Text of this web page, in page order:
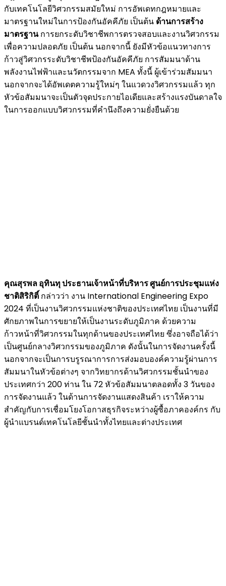
กับเทคโนโลยีวิศวกรรมสมัยใหม่ การอัพเดทกฎหมายและ
มาตรฐานใหม่ในการป้องกันอัคคีภัย เป็นต้น ด้านการสร้าง
มาตรฐานการยกระดับวิชาชีพการตรวจสอบและงานวิศวกรรม
เพื่อความปลอดภัย เป็นต้น นอกจากนี้ ยังมีหัวข้อแนวทางการ
ก้าวสู่วิศวกรระดับวิชาชีพป้องกันอัคคีภัย การสัมมนาด้าน
พลังงานไฟฟ้าและนวัตกรรมจาก MEA ทั้งนี้ ผู้เข้าร่วมสัมมนา
นอกจากจะได้อัพเดตความรู้ใหม่ๆ ในแวดวงวิศวกรรมแล้ว ทุก
หัวข้อสัมมนาจะเป็นตัวจุดประกายไอเดียและสร้างแรงบันดาลใจ
ในการออกแบบวิศวกรรมที่คำนึงถึงความยั่งยืนด้วย
คุณสุรพล อุทินทุ ประธานเจ้าหน้าที่บริหาร ศูนย์การประชุมแห่ง
ชาติสิริกิติ์ กล่าวว่า งาน International Engineering Expo
2024 ที่เป็นงานวิศวกรรมแห่งชาติของประเทศไทย เป็นงานที่มี
ศักยภาพในการขยายให้เป็นงานระดับภูมิภาค ด้วยความ
ก้าวหน้าที่วิศวกรรมในทุกด้านของประเทศไทย ซึ่งอาจถือได้ว่า
เป็นศูนย์กลางวิศวกรรมของภูมิภาค ดังนั้นในการจัดงานครั้งนี้
นอกจากจะเป็นการบรูรณาการการส่งมอบองค์ความรู้ผ่านการ
สัมมนาในหัวข้อต่างๆ จากวิทยากรด้านวิศวกรรมชั้นนำของ
ประเทศกว่า 200 ท่าน ใน 72 หัวข้อสัมมนาตลอดทั้ง 3 วันของ
การจัดงานแล้ว ในด้านการจัดงานแสดงสินค้า เราให้ความ
สำคัญกับการเชื่อมโยงโอกาสธุรกิจระหว่างผู้ซื้อภาคองค์กร กับ
ผู้นำแบรนด์เทคโนโลยีชั้นนำทั้งไทยและต่างประเทศ